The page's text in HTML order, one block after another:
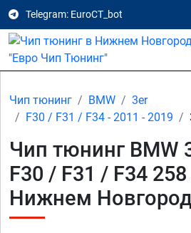
Telegram: EuroCT_bot
Чип тюнинг BMW
3er
F30 / F31 / F34 - 2011 - 2019
Чип тюнинг BMW
F30 / F31 / F34
Нижнем